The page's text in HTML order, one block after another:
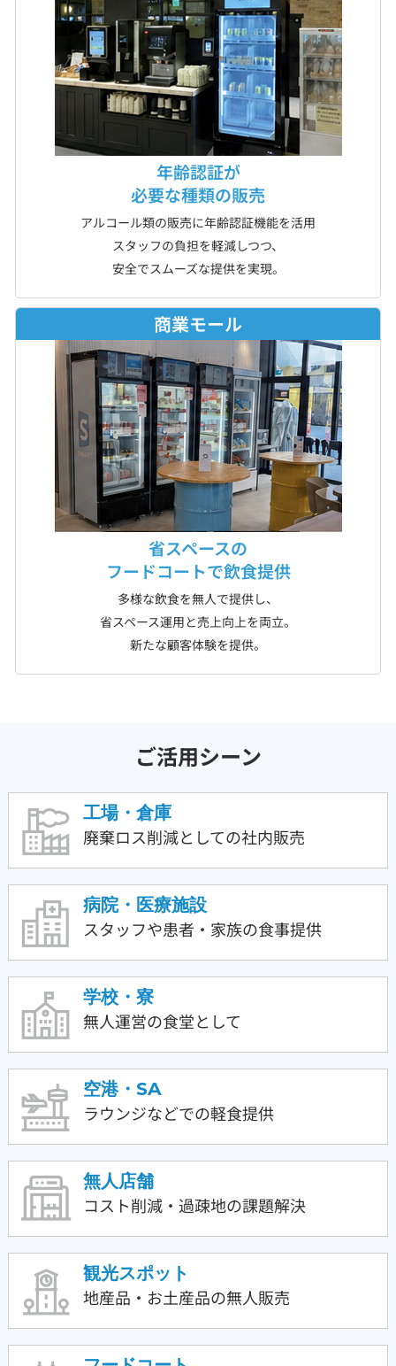
年齢認証が
必要な種類の販売
アルコール類の販売に年齢認証機能を活用
スタッフの負担を軽減しつつ、
安全でスムーズな提供を実現。
商業モール
省スペースの
フードコートで飲食提供
多様な飲食を無人で提供し、
省スペース運用と売上向上を両立。
新たな顧客体験を提供。
ご活用シーン
工場・倉庫
廃棄ロス削減としての社内販売
病院・医療施設
スタッフや患者・家族の食事提供
学校・寮
無人運営の食堂として
空港・SA
ラウンジなどでの軽食提供
無人店舗
コスト削減・過疎地の課題解決
観光スポット
地産品・お土産品の無人販売